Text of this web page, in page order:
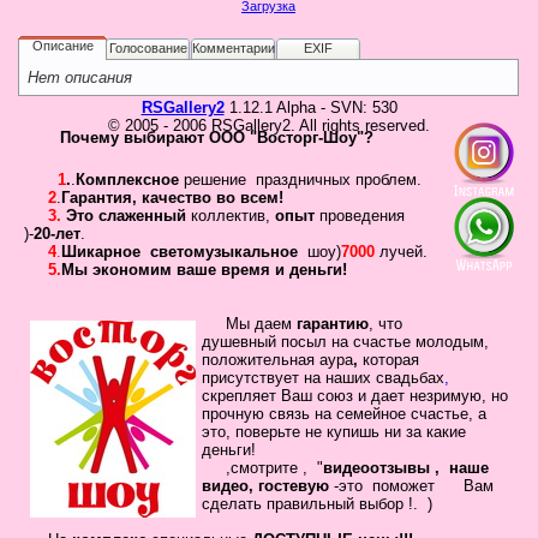
Загрузка
Описание Голосование Комментарии EXIF
Нет описания
RSGallery21.12.1 Alpha - SVN: 530
© 2005 - 2006 RSGallery2. All rights reserved.
Почему выбирают ООО "Восторг-Шоу"?
1.. Комплексное решение праздничных проблем.
2. Гарантия, качество во всем!
3. Это слаженный коллектив, опыт проведения
)-20-лет.
4. Шикарное светомузыкальное шоу)7000 лучей.
5. Мы экономим ваше время и деньги!
Мы даем гарантию, что
душевный посыл на счастье молодым,
положительная аура, которая
присутствует на наших свадьбах,
скрепляет Ваш союз и дает незримую, но
прочную связь на семейное счастье, а
это, поверьте не купишь ни за какие
деньги!
,смотрите , "видеоотзывы , наше
видео, гостевую -это поможет Вам
сделать правильный выбор !. )